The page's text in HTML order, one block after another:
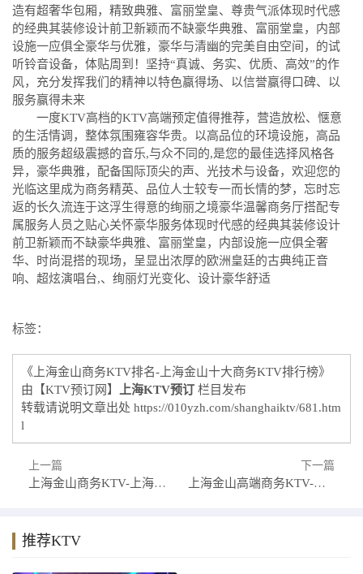
造有超奢华包厢，精致典雅、富丽堂皇、尊贵气派体现时代感
的经典其装修设计前卫新颖而不缺豪华典雅、富丽堂皇，内部
设施一应俱全豪华与优雅，豪华与清幽的完美自由空间，的试
听铃音设备，体贴周到！坚持“真诚、务实、优质、高效”的作
风，充分发挥我们的精神以特色赢得场、以信誉赢得口碑、以
服务赢得未来
一度KTV高档的KTV高端预定值得推荐，营造放松、惬意
的生活情调，整体氛围雍容华贵。以高品位的环境设施，高品
质的服务超级震撼的音乐,与众不同的,是您的最佳选择风格各
异，豪华典雅，配备国际顶尖的声、光技术与设备，欢迎您的
光临这里成为商务精英、品位人士较专一而长情的梦，忘时忘
返的长久流连于这浮生得意的绚丽之境豪华温馨商务厅搭配专
属服务人员之贴心关怀豪华服务体现时代感的经典其装修设计
前卫新颖而不缺豪华典雅、富丽堂皇，内部设施一应俱全奢
华、时尚混搭的现场，呈显出浓厚的欧洲皇廷的古典纯正音
响、超炫演唱台,、绚丽灯光变化、设计豪华舒适
标签：
《上海金山商务KTV排名-上海金山十大商务KTV排行榜》
由【KTV预订网】
上海KTV预订 栏目发布
转载请说明文章出处 https://010yzh.com/shanghaiktv/681.htm
l
上一篇
上海金山商务KTV-上海金山商务KTV预订-上海金山商务KT
下一篇
上海金山高端商务KTV-十大高档商务KTV排名预订
推荐KTV